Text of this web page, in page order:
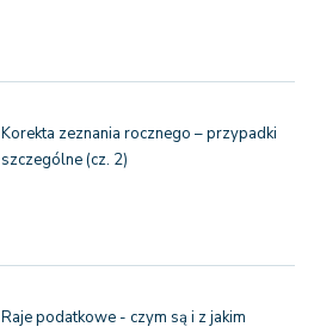
Korekta zeznania rocznego – przypadki
szczególne (cz. 2)
Raje podatkowe - czym są i z jakim